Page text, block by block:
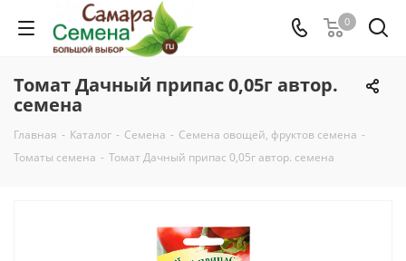
0
Томат Дачный припас 0,05г автор.
семена
Главная - Каталог - Семена - Семена овощей, фруктов семена -
Томаты семена - Томат Дачный припас 0,05г автор. семена